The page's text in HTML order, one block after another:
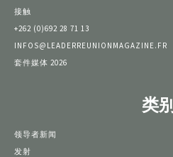
接触
+262 (0)692 28 71 13
INFOS@LEADERREUNIONMAGAZINE.FR
套件媒体 2026
类别
领导者新闻
发射